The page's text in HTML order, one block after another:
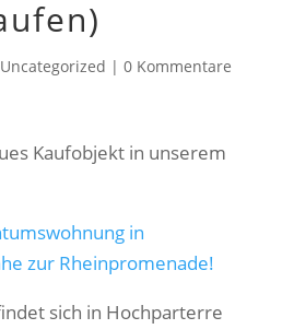
Uncategorized | 0 Kommentare
Kaufobjekt in unserem
in
zur Rheinpromenade!
sich in Hochparterre